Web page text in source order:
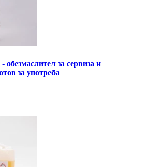
за сервиза и
за употреба